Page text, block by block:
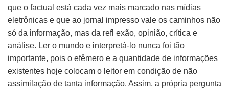
que o factual está cada vez mais marcado nas mídias
eletrônicas e que ao jornal impresso vale os caminhos não
só da informação, mas da refl exão, opinião, crítica e
análise. Ler o mundo e interpretá-lo nunca foi tão
importante, pois o efêmero e a quantidade de informações
existentes hoje colocam o leitor em condição de não
assimilação de tanta informação. Assim, a própria pergunta